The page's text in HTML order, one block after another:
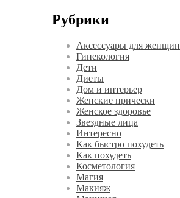
Рубрики
Аксессуары для женщин
Гинекология
Дети
Диеты
Дом и интерьер
Женские прически
Женское здоровье
Звездные лица
Интересно
Как быстро похудеть
Как похудеть
Косметология
Магия
Макияж